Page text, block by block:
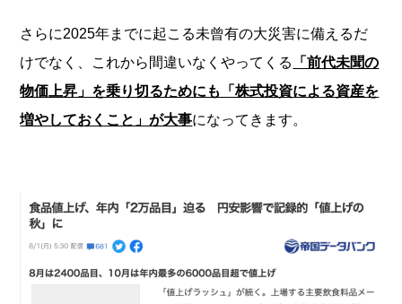
さらに2025年までに起こる未曾有の大災害に備えるだ
けでなく、これから間違いなくやってくる
「前代未聞の
物価上昇」を乗り切るためにも「株式投資による資産を
増やしておくこと」が大事になってきます。